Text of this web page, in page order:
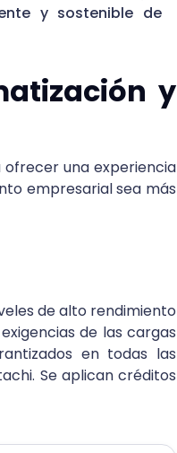
y sostenible de
y
ofrecer una experiencia
empresarial sea más
de alto rendimiento
de las cargas
en todas las
Se aplican créditos